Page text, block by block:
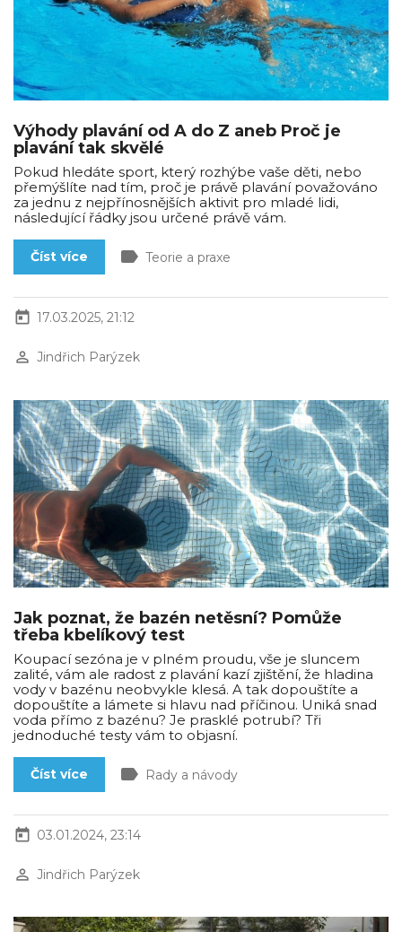
Výhody plavání od A do Z aneb Proč je
plavání tak skvělé
Pokud hledáte sport, který rozhýbe vaše děti, nebo
přemýšlíte nad tím, proč je právě plavání považováno
za jednu z nejpřínosnějších aktivit pro mladé lidi,
následující řádky jsou určené právě vám.
Číst více label Teorie a praxe
today 17.03.2025, 21:12
perm_identity Jindřich Parýzek
Jak poznat, že bazén netěsní? Pomůže
třeba kbelíkový test
Koupací sezóna je v plném proudu, vše je sluncem
zalité, vám ale radost z plavání kazí zjištění, že hladina
vody v bazénu neobvykle klesá. A tak dopouštíte a
dopouštíte a lámete si hlavu nad příčinou. Uniká snad
voda přímo z bazénu? Je prasklé potrubí? Tři
jednoduché testy vám to objasní.
Číst více label Rady a návody
today 03.01.2024, 23:14
perm_identity Jindřich Parýzek